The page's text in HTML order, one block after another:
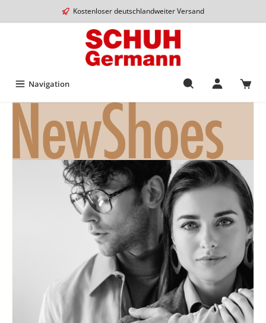
Kostenloser deutschlandweiter Versand
Navigation